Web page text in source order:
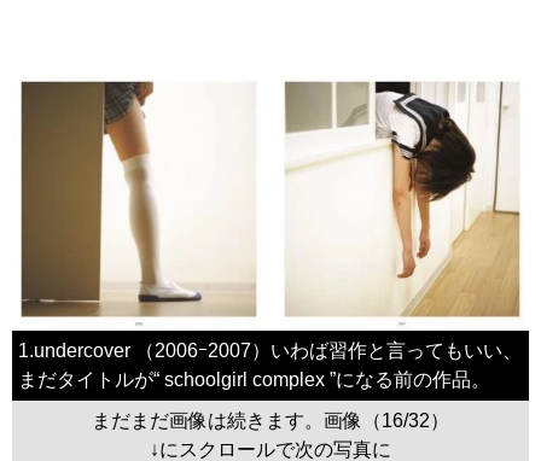
1.undercover （2006ｰ2007）いわば習作と言ってもいい、
まだタイトルが“ schoolgirl complex ”になる前の作品。
まだまだ画像は続きます。画像（16/32）
↓にスクロールで次の写真に